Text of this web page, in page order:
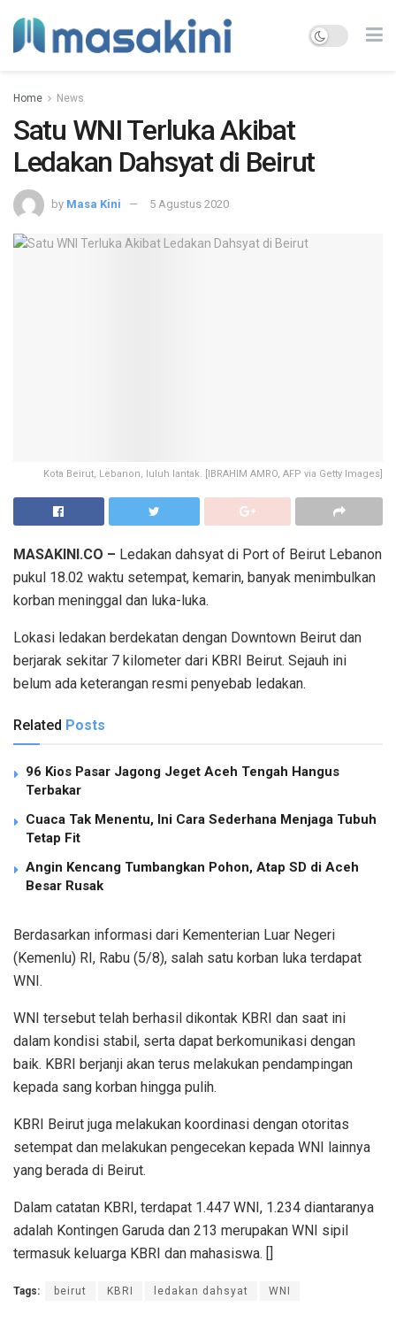
Home News
Satu WNI Terluka Akibat
Ledakan Dahsyat di Beirut
by Masa Kini 5 Agustus 2020
Kota Beirut, Lebanon, luluh lantak. [IBRAHIM AMRO, AFP via Getty Images]
MASAKINI.CO – Ledakan dahsyat di Port of Beirut Lebanon
pukul 18.02 waktu setempat, kemarin, banyak menimbulkan
korban meninggal dan luka-luka.
Lokasi ledakan berdekatan dengan Downtown Beirut dan
berjarak sekitar 7 kilometer dari KBRI Beirut. Sejauh ini
belum ada keterangan resmi penyebab ledakan.
Related Posts
96 Kios Pasar Jagong Jeget Aceh Tengah Hangus
Terbakar
Cuaca Tak Menentu, Ini Cara Sederhana Menjaga Tubuh
Tetap Fit
Angin Kencang Tumbangkan Pohon, Atap SD di Aceh
Besar Rusak
Berdasarkan informasi dari Kementerian Luar Negeri
(Kemenlu) RI, Rabu (5/8), salah satu korban luka terdapat
WNI.
WNI tersebut telah berhasil dikontak KBRI dan saat ini
dalam kondisi stabil, serta dapat berkomunikasi dengan
baik. KBRI berjanji akan terus melakukan pendampingan
kepada sang korban hingga pulih.
KBRI Beirut juga melakukan koordinasi dengan otoritas
setempat dan melakukan pengecekan kepada WNI lainnya
yang berada di Beirut.
Dalam catatan KBRI, terdapat 1.447 WNI, 1.234 diantaranya
adalah Kontingen Garuda dan 213 merupakan WNI sipil
termasuk keluarga KBRI dan mahasiswa. []
Tags: beirut KBRI ledakan dahsyat WNI